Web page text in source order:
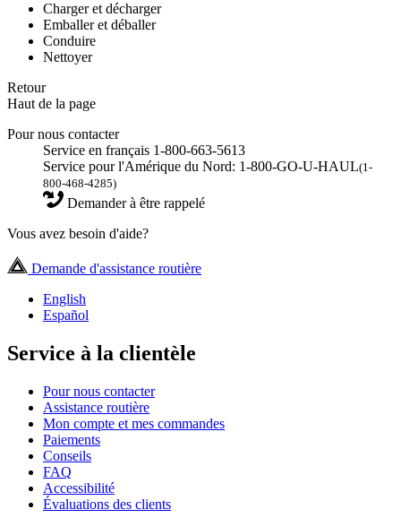
Charger et décharger
Emballer et déballer
Conduire
Nettoyer
Retour
Haut de la page
Pour nous contacter
Service en français 1-800-663-5613
Service pour l'Amérique du Nord: 1-800-GO-U-HAUL(1-
800-468-4285)
Demander à être rappelé
Vous avez besoin d'aide?
Demande d'assistance routière
English
Español
Service à la clientèle
Pour nous contacter
Assistance routière
Mon compte et mes commandes
Paiements
Conseils
FAQ
Accessibilité
Évaluations des clients